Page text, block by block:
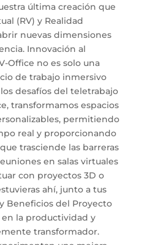
última creación que
(RV) y Realidad
nuevas dimensiones
Innovación al
Office no es solo una
de trabajo inmersivo
desafíos del teletrabajo
transformamos espacios
permitiendo
real y proporcionando
trasciende las barreras
en salas virtuales
con proyectos 3D o
ahí, junto a tus
Beneficios del Proyecto
la productividad y
transformador.